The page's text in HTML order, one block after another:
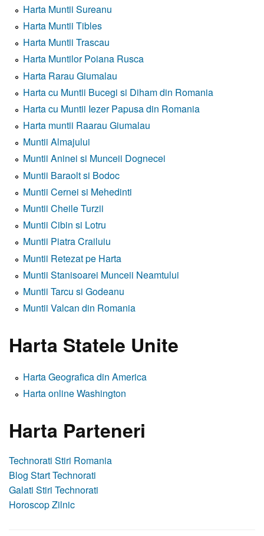
Harta Muntii Sureanu
Harta Muntii Tibles
Harta Muntii Trascau
Harta Muntilor Poiana Rusca
Harta Rarau Giumalau
Harta cu Muntii Bucegi si Diham din Romania
Harta cu Muntii Iezer Papusa din Romania
Harta muntii Raarau Giumalau
Muntii Almajului
Muntii Aninei si Munceii Dognecei
Muntii Baraolt si Bodoc
Muntii Cernei si Mehedinti
Muntii Cheile Turzii
Muntii Cibin si Lotru
Muntii Piatra Crailuiu
Muntii Retezat pe Harta
Muntii Stanisoarei Munceii Neamtului
Muntii Tarcu si Godeanu
Muntii Valcan din Romania
Harta Statele Unite
Harta Geografica din America
Harta online Washington
Harta Parteneri
Technorati Stiri Romania
Blog Start Technorati
Galati Stiri Technorati
Horoscop Zilnic